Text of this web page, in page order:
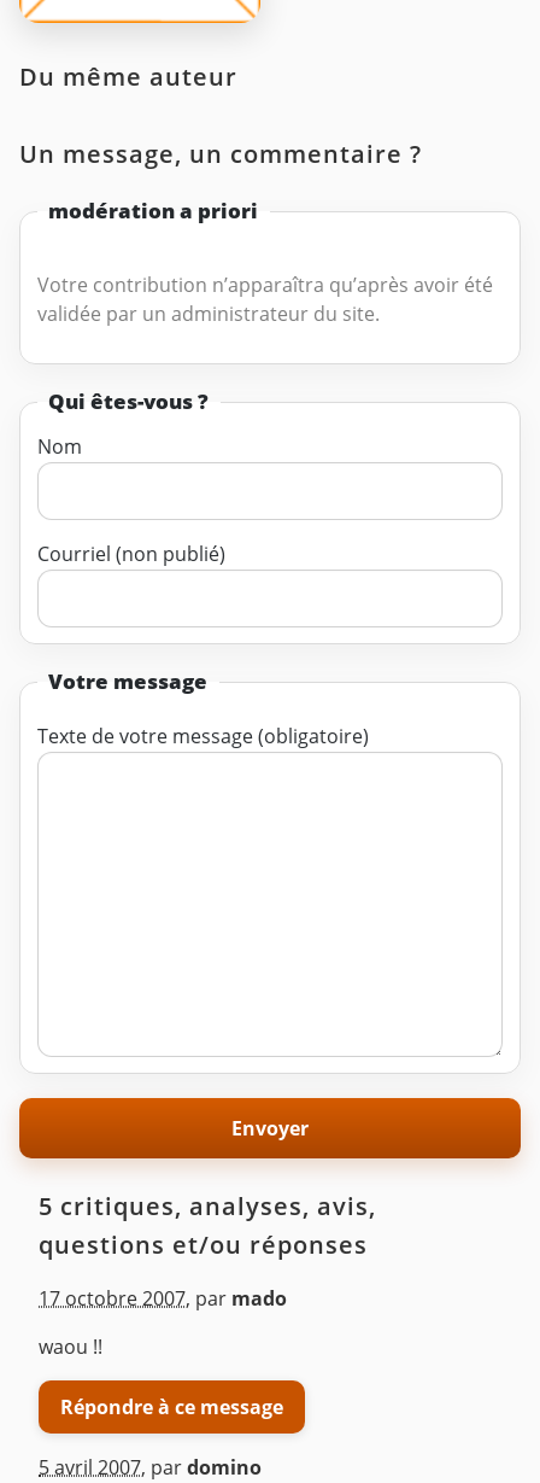
Du même auteur
Un message, un commentaire ?
modération a priori
Votre contribution n’apparaîtra qu’après avoir été
validée par un administrateur du site.
Qui êtes-vous ?
Nom
Courriel (non publié)
Votre message
Texte de votre message (obligatoire)
5 critiques, analyses, avis,
questions et/ou réponses
17 octobre 2007, par mado
waou !!
Répondre à ce message
5 avril 2007, pardomino